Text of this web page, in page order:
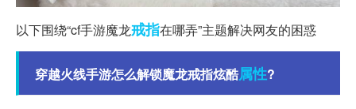
以下围绕“cf手游魔龙戒指在哪弄”主题解决网友的困惑
穿越火线手游怎么解锁魔龙戒指炫酷属性?